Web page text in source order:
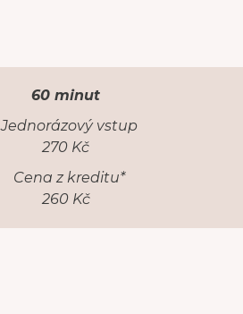
60 minut
Jednorázový vstup
270 Kč
Cena z kreditu*
260 Kč